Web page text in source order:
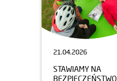
21.04.2026
STAWIAMY NA
BEZPIECZEŃSTWO